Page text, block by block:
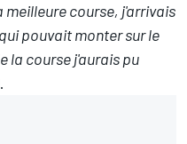
course, j'arrivais
pouvait monter sur le
la course j'aurais pu